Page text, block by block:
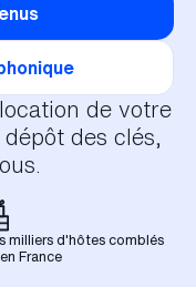
de votre
des clés,
milliers d'hôtes comblés
France